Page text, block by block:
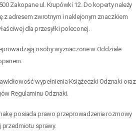
Zakopane ul. Krupówki 12. Do koperty należy
z adresem zwrotnym i naklejonym znaczkiem
dla przesyłki poleconej.
osoby wyznaczone w Oddziale
wypełnienia Książeczki Odznaki oraz
Regulaminu Odznaki.
posiada prawo przeprowadzenia rozmowy
sprawy.